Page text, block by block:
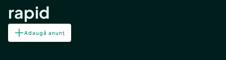
rapid
Adaugă anunț